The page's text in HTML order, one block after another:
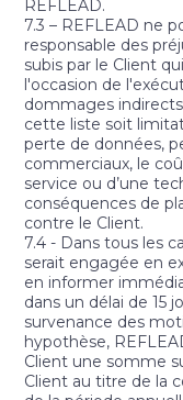
REFLEAD.
7.3 – REFLEAD ne
responsable des
subis par le Client
l'occasion de
dommages
cette liste soit
perte de données,
commerciaux, le
service ou d’une
conséquences de
contre le Client.
7.4 - Dans tous les
serait engagée en
en informer
dans un délai de 15
survenance des
hypothèse,
Client une somme
Client au titre de la